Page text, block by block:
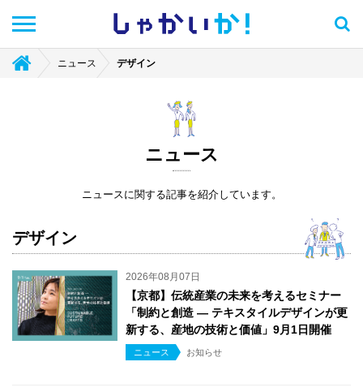
しゃかい か！
ニュース デザイン
ニュース
ニュースに関する記事を紹介しています。
デザイン
2026年08月07日
【京都】伝統産業の未来を考えるセミナー
「制約と創造 ― テキスタイルデザインが更
新する、産地の技術と価値」9月1日開催
ニュース お知らせ